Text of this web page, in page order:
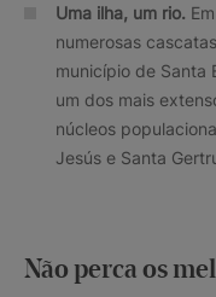
Uma ilha, um rio.
numerosas
município de Santa
um dos mais
núcleos
Jesús e Santa
Não perca os